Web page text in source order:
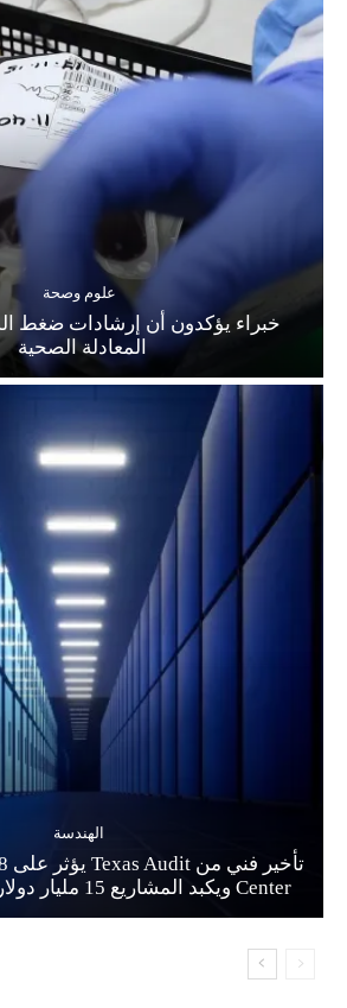
علوم وصحة
خبراء يؤكدون أن إرشادات ضغط
المعادلة الصحية
الهندسة
Center ويكبد المشاريع 15 مليار دولار، بحسب BNEF